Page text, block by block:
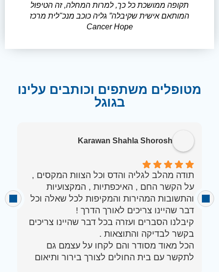
תקופה ממושכת כל כך, למרות המחלה, זה הטיפול
המותאם אישית שקיבלה” גליה כוכב מנכ"לית מרכז
Cancer Hope
מטופלים משתפים וכותבים עלינו
בגוגל
Karawan Shahla Shorosh
תודה מהלב לגליה והדס וכל הצוות המקסים ,
והתשובות המהירות והמקיפות לכל שאלה וכל
קיבלנו הסברים ועזרה בכל דבר שהיינו צריכים
הכל מאוד מסודר והם לקחו על עצמם גם
לתקשר עם בית החולים לצורך בירור ותיאום